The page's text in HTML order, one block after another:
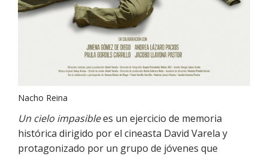
Nacho Reina
Un cielo impasiblees un ejercicio de memoria
histórica dirigido por el cineasta David Varela y
protagonizado por un grupo de jóvenes que